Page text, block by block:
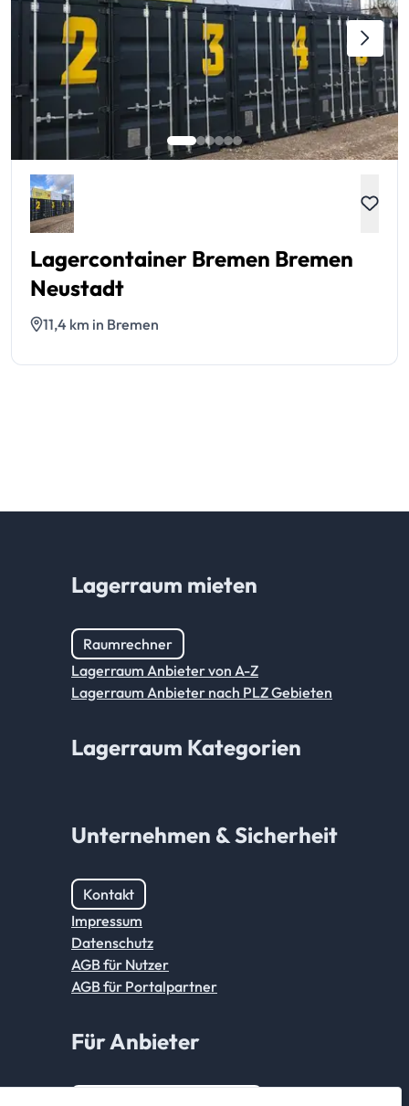
Lagercontainer Bremen Bremen
Neustadt
11,4 km in Bremen
Lagerraum mieten
Raumrechner
Lagerraum Anbieter von A-Z
Lagerraum Anbieter nach PLZ Gebieten
Lagerraum Kategorien
Unternehmen & Sicherheit
Kontakt
Impressum
Datenschutz
AGB für Nutzer
AGB für Portalpartner
Für Anbieter